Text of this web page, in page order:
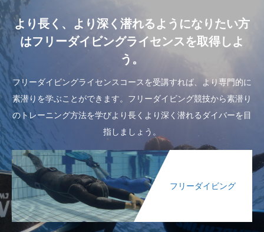
より長く、より深く潜れるようになりたい方
はフリーダイビングライセンスを取得しよ
う。
フリーダイビングライセンスコースを受講すれば、より専門的に
素潜りを学ぶことができます。フリーダイビング競技から素潜り
のトレーニング方法を学びより長くより深く潜れるダイバーを目
指しましょう。
フリーダイビング